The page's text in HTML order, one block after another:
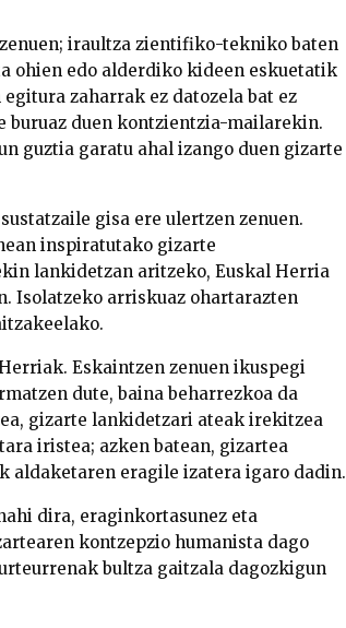
iraultza zientifiko-tekniko baten
ohien edo alderdiko kideen eskuetatik
zaharrak ez datozela bat ez
buruaz duen kontzientzia-mailarekin.
guztia garatu ahal izango duen gizarte
gisa ere ulertzen zenuen.
inspiratutako gizarte
lankidetzan aritzeko, Euskal Herria
Isolatzeko arriskuaz ohartarazten
Eskaintzen zenuen ikuspegi
dute, baina beharrezkoa da
gizarte lankidetzari ateak irekitzea
iristea; azken batean, gizartea
aldaketaren eragile izatera igaro dadin.
dira, eraginkortasunez eta
kontzepzio humanista dago
bultza gaitzala dagozkigun